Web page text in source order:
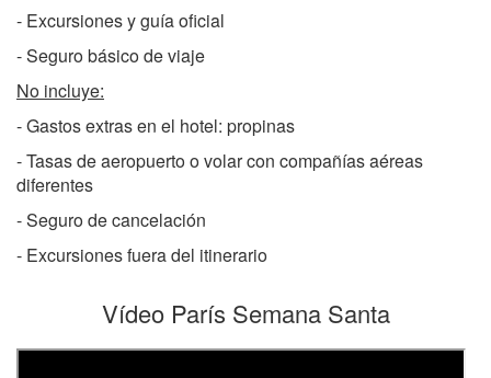
- Excursiones y guía oficial
- Seguro básico de viaje
No incluye:
- Gastos extras en el hotel: propinas
- Tasas de aeropuerto o volar con compañías aéreas
diferentes
- Seguro de cancelación
- Excursiones fuera del itinerario
Vídeo París Semana Santa